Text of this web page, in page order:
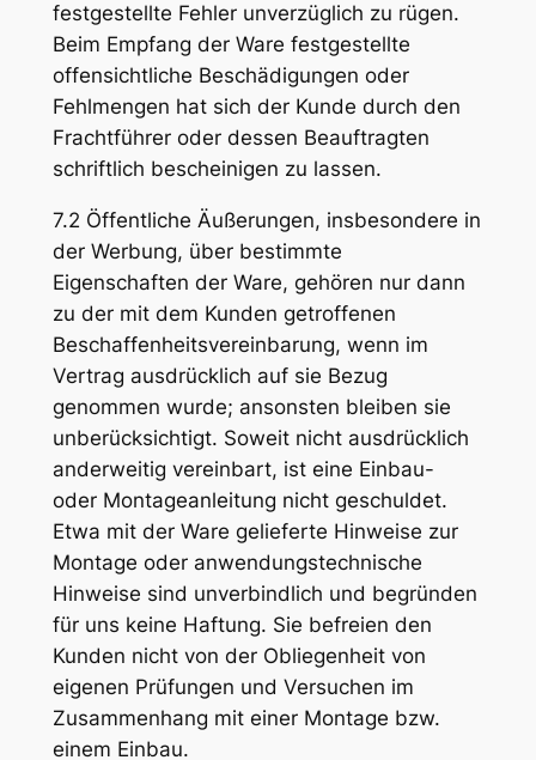
festgestellte Fehler unverzüglich zu rügen.
Beim Empfang der Ware festgestellte
offensichtliche Beschädigungen oder
Fehlmengen hat sich der Kunde durch den
Frachtführer oder dessen Beauftragten
schriftlich bescheinigen zu lassen.
7.2 Öffentliche Äußerungen, insbesondere in
der Werbung, über bestimmte
Eigenschaften der Ware, gehören nur dann
zu der mit dem Kunden getroffenen
Beschaffenheitsvereinbarung, wenn im
Vertrag ausdrücklich auf sie Bezug
genommen wurde; ansonsten bleiben sie
unberücksichtigt. Soweit nicht ausdrücklich
anderweitig vereinbart, ist eine Einbau-
oder Montageanleitung nicht geschuldet.
Etwa mit der Ware gelieferte Hinweise zur
Montage oder anwendungstechnische
Hinweise sind unverbindlich und begründen
für uns keine Haftung. Sie befreien den
Kunden nicht von der Obliegenheit von
eigenen Prüfungen und Versuchen im
Zusammenhang mit einer Montage bzw.
einem Einbau.